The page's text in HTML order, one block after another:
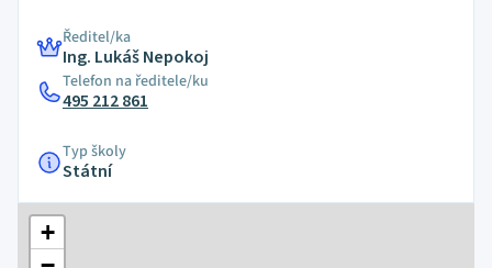
Ředitel/ka
Ing. Lukáš Nepokoj
Telefon na ředitele/ku
495 212 861
Typ školy
Státní
+